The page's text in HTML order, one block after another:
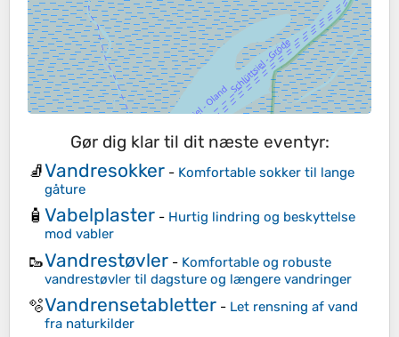
Gør dig klar til dit næste eventyr:
🧦Vandresokker - Komfortable sokker til lange
gåture
🧴 Vabelplaster - Hurtig lindring og beskyttelse
mod vabler
🥾Vandrestøvler - Komfortable og robuste
vandrestøvler til dagsture og længere vandringer
🫧Vandrensetabletter - Let rensning af vand
fra naturkilder